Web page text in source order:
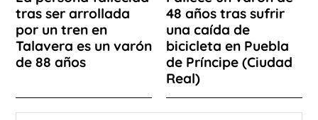
tras ser arrollada
por un tren en
Talavera es un varón
de 88 años
48 años tras sufrir
una caída de
bicicleta en Puebla
de Príncipe (Ciudad
Real)